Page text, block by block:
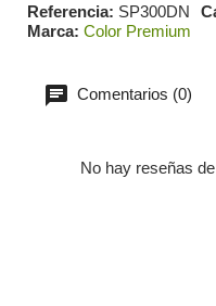
Referencia SP300DN
Marca Color Premium
Comentarios (0)
No hay reseñas